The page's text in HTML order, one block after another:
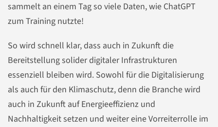
sammelt an einem Tag so viele Daten, wie ChatGPT
zum Training nutzte!
So wird schnell klar, dass auch in Zukunft die
Bereitstellung solider digitaler Infrastrukturen
essenziell bleiben wird. Sowohl für die Digitalisierung
als auch für den Klimaschutz, denn die Branche wird
auch in Zukunft auf Energieeffizienz und
Nachhaltigkeit setzen und weiter eine Vorreiterrolle im